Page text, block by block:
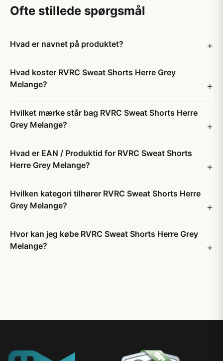
Ofte stillede spørgsmål
Hvad er navnet på produktet?
Hvad koster RVRC Sweat Shorts Herre Grey
Melange?
Hvilket mærke står bag RVRC Sweat Shorts Herre
Grey Melange?
Hvad er EAN / Produktid for RVRC Sweat Shorts
Herre Grey Melange?
Hvilken kategori tilhører RVRC Sweat Shorts Herre
Grey Melange?
Hvor kan jeg købe RVRC Sweat Shorts Herre Grey
Melange?